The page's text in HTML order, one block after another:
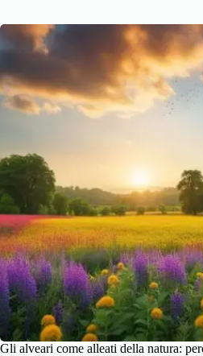
Gli alveari come alleati della natura: